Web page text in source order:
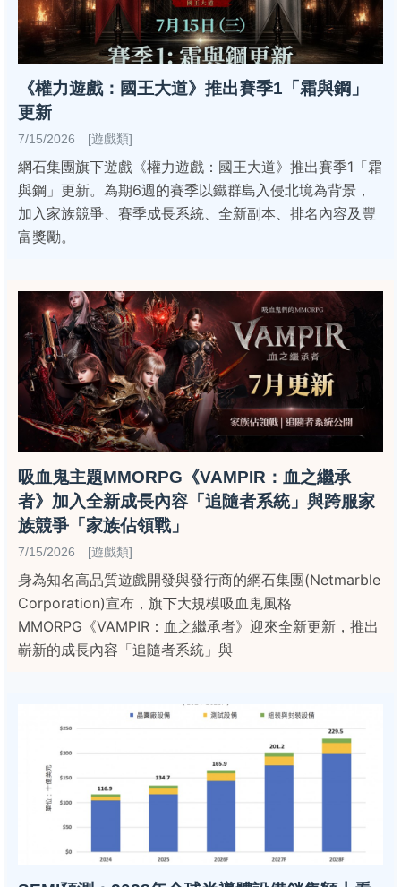
《權力遊戲：國王大道》推出賽季1「霜與鋼」
更新
7/15/2026 [遊戲類]
網石集團旗下遊戲《權力遊戲：國王大道》推出賽季1「霜
與鋼」更新。為期6週的賽季以鐵群島入侵北境為背景，
加入家族競爭、賽季成長系統、全新副本、排名內容及豐
富獎勵。
吸血鬼主題MMORPG《VAMPIR：血之繼承
者》加入全新成長內容「追隨者系統」與跨服家
族競爭「家族佔領戰」
7/15/2026 [遊戲類]
身為知名高品質遊戲開發與發行商的網石集團(Netmarble
Corporation)宣布，旗下大規模吸血鬼風格
MMORPG《VAMPIR：血之繼承者》迎來全新更新，推出
嶄新的成長內容「追隨者系統」與